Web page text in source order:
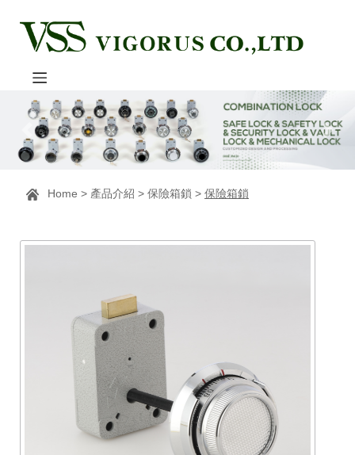
Home > 產品介紹 > 保險箱鎖 > 保險箱鎖